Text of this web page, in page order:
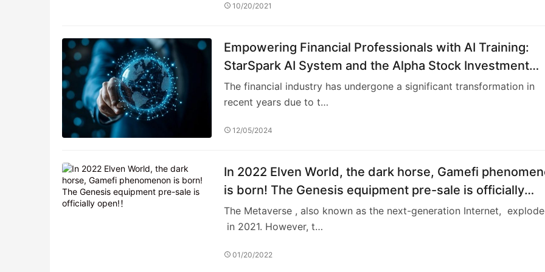
10/20/2021
Empowering Financial Professionals with AI Training:
StarSpark AI System and the Alpha Stock Investment
Training Center (ASITC)
The financial industry has undergone a significant transformation in
recent years due to t…
12/05/2024
In 2022 Elven World, the dark horse, Gamefi
is born! The Genesis equipment pre-sale is officially
open!！
The Metaverse , also known as the next-generation Internet,
in 2021. However, t…
01/20/2022